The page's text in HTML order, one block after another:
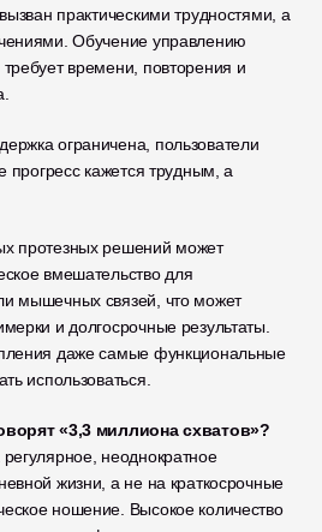
практическими трудностями, а
требует времени, повторения и
ограничена, пользователи
прогресс кажется трудным, а
протезных решений может
вмешательство для
мышечных связей, что может
и долгосрочные результаты.
даже самые функциональные
использоваться.
«3,3 миллиона схватов»?
неоднократное
жизни, а не на краткосрочные
ношение. Высокое количество